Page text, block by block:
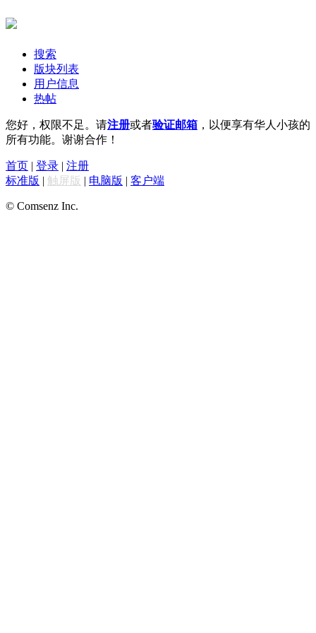
搜索
版块列表
用户信息
热帖
您好，权限不足。请注册或者验证邮箱 ，以便享有华人小孩的
所有功能。谢谢合作！
首页 | 登录 | 注册
标准版 | 触屏版 | 电脑版 | 客户端
© Comsenz Inc.